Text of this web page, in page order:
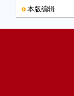
本版编辑